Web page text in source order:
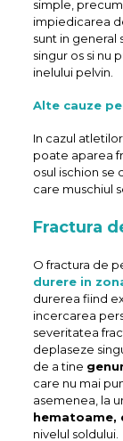
simple,
impiedicarea
sunt in general
singur os si nu
inelului pelvin.
Alte cauze
In cazul
poate aparea
osul ischion se
care muschiul
Fractura
O fractura de
durere in
durerea fiind
incercarea
severitatea
deplaseze
de a tine
care nu mai
asemenea, la
hematoame,
nivelul soldului.